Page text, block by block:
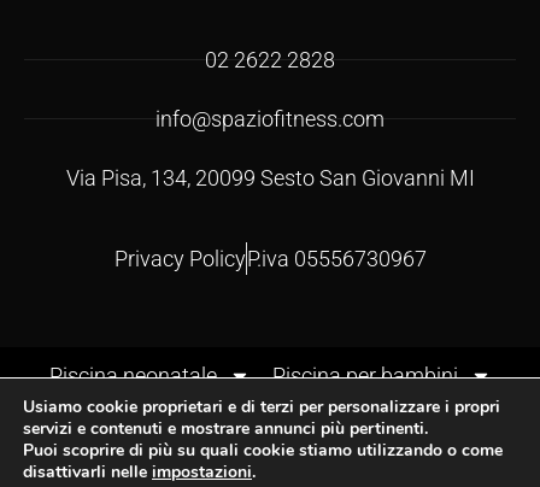
02 2622 2828
info@spaziofitness.com
Via Pisa, 134, 20099 Sesto San Giovanni MI
Privacy PolicyP.iva 05556730967
Piscina neonatale
Piscina per bambini
Corsi di nuoto per bambini
Corsi neonatali
Corsi in acqua genitore-bambino
Usiamo cookie proprietari e di terzi per personalizzare i propri
servizi e contenuti e mostrare annunci più pertinenti.
Puoi scoprire di più su quali cookie stiamo utilizzando o come
disattivarli nelle impostazioni.